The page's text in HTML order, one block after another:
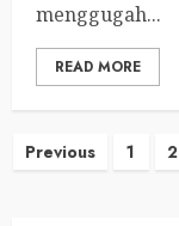
menggugah...
READ MORE
Paginasi
Previous 1 2